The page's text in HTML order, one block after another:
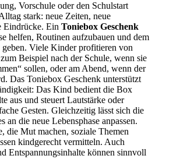
Vorschule oder den Schulstart
stark: neue Zeiten, neue
Eindrücke. Ein Toniebox Geschenk
helfen, Routinen aufzubauen und dem
Viele Kinder profitieren von
Beispiel nach der Schule, wenn sie
sollen, oder am Abend, wenn der
Das Toniebox Geschenk unterstützt
Das Kind bedient die Box
aus und steuert Lautstärke oder
Gesten. Gleichzeitig lässt sich die
an die neue Lebensphase anpassen.
die Mut machen, soziale Themen
kindgerecht vermitteln. Auch
Entspannungsinhalte können sinnvoll